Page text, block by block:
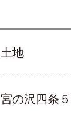
土地
宮の沢四条